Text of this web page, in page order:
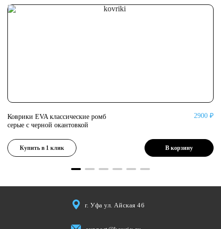
Коврики EVA классические ромб
серые с черной окантовкой
2900 ₽
Купить в 1 клик В корзину
г. Уфа ул. Айская 46